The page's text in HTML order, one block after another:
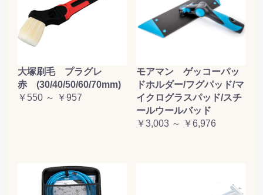
大塚刷毛 プラグレ
赤 (30/40/50/60/70mm)
￥550 ～ ￥957
モアマン ゲッコーパッ
ドホルダー/フグパッド/マ
イクログラスパッド/スチ
ールウールバッド
￥3,003 ～ ￥6,976